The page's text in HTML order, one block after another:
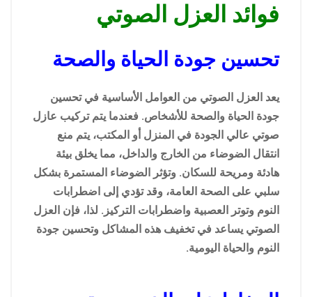
فوائد العزل الصوتي
تحسين جودة الحياة والصحة
يعد العزل الصوتي من العوامل الأساسية في تحسين
جودة الحياة والصحة للأشخاص. فعندما يتم تركيب عازل
صوتي عالي الجودة في المنزل أو المكتب، يتم منع
انتقال الضوضاء من الخارج والداخل، مما يخلق بيئة
هادئة ومريحة للسكان. وتؤثر الضوضاء المستمرة بشكل
سلبي على الصحة العامة، وقد تؤدي إلى اضطرابات
النوم وتوتر العصبية واضطرابات التركيز. لذا، فإن العزل
الصوتي يساعد في تخفيف هذه المشاكل وتحسين جودة
النوم والحياة اليومية.